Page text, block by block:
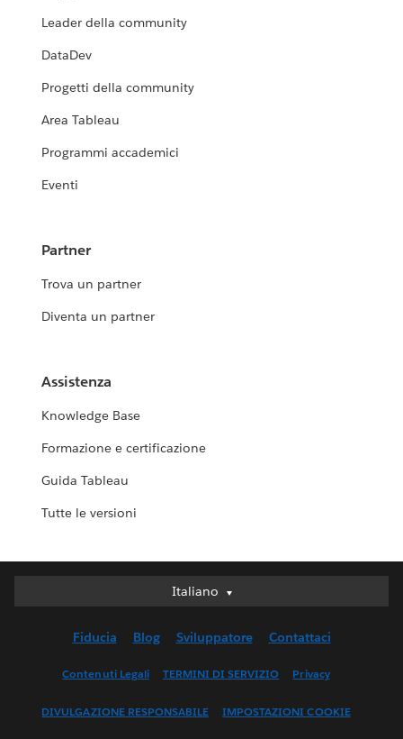
Leader della community
DataDev
Progetti della community
Area Tableau
Programmi accademici
Eventi
Partner
Trova un partner
Diventa un partner
Assistenza
Knowledge Base
Formazione e certificazione
Guida Tableau
Tutte le versioni
Italiano
Italiano
English (UK)
Français (Canada)
Fiducia Blog Sviluppatore Contattaci
Contenuti Legali TERMINI DI SERVIZIO Privacy
DIVULGAZIONE RESPONSABILE IMPOSTAZIONI COOKIE